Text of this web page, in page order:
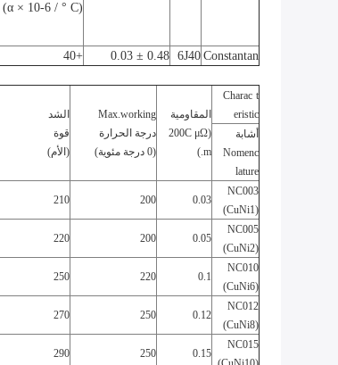
(α × 10-6 / ° C)
Constantan
6J40
0.48 ± 0.03
+40
Charac t
eristic
المقاومية
(200C
μΩ
.m)
Max.working
درجة الحرارة
(0 درجة مئوية)
الشد
قوة
(الأم)
أشابة
Nomenc
lature
NC003
(CuNi1)
0.03
200
210
NC005
(CuNi2)
0.05
200
220
NC010
(CuNi6)
0.1
220
250
NC012
(CuNi8)
0.12
250
270
NC015
0.15
250
290